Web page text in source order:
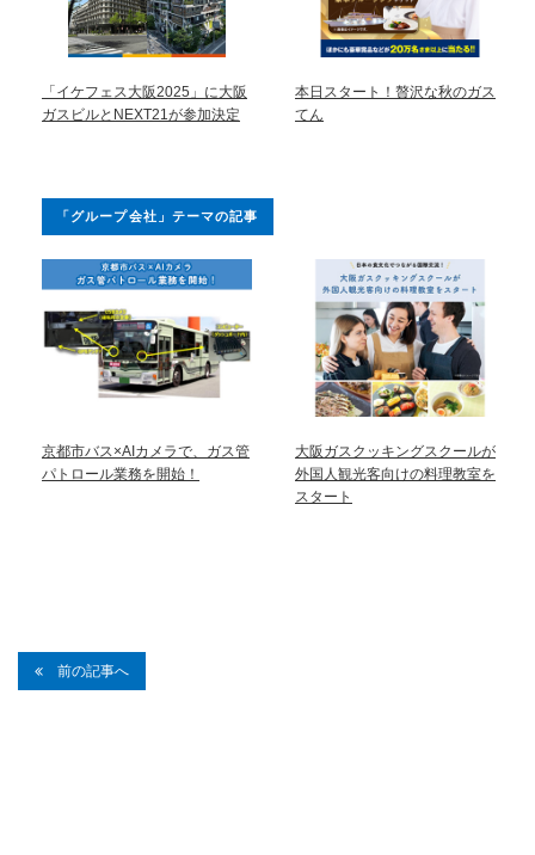
「イケフェス大阪2025」に大阪
ガスビルとNEXT21が参加決定
本日スタート！贅沢な秋のガス
てん
「グループ会社」テーマの記事
京都市バス×AIカメラで、ガス管
パトロール業務を開始！
大阪ガスクッキングスクールが
外国人観光客向けの料理教室を
スタート
前の記事へ